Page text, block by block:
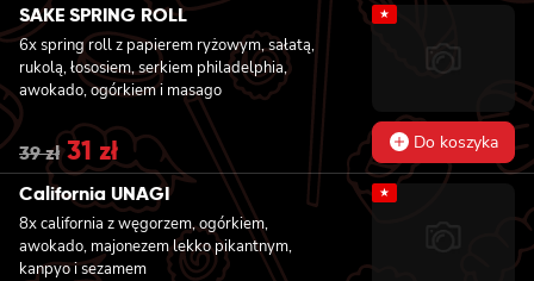
SAKE SPRING ROLL
6x spring roll z papierem ryżowym, sałatą,
rukolą, łososiem, serkiem philadelphia,
awokado, ogórkiem i masago
★
39zł Original
price
was:
39 zł.
31 zł Current
price
is:
31 zł.
Do koszyka
California UNAGI
8x california z węgorzem, ogórkiem,
awokado, majonezem lekko pikantnym,
kanpyo i sezamem
★